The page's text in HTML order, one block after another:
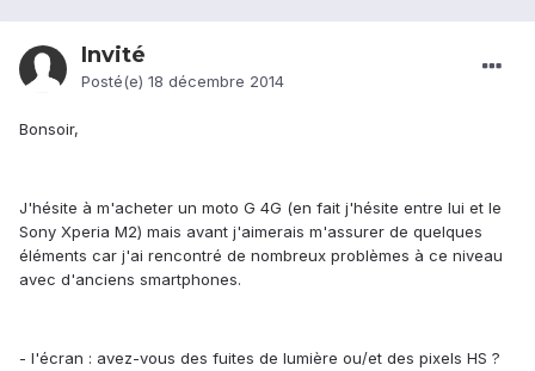
Invité
Posté(e) 18 décembre 2014
Bonsoir,
J'hésite à m'acheter un moto G 4G (en fait j'hésite entre lui et le
Sony Xperia M2) mais avant j'aimerais m'assurer de quelques
éléments car j'ai rencontré de nombreux problèmes à ce niveau
avec d'anciens smartphones.
- l'écran : avez-vous des fuites de lumière ou/et des pixels HS ?